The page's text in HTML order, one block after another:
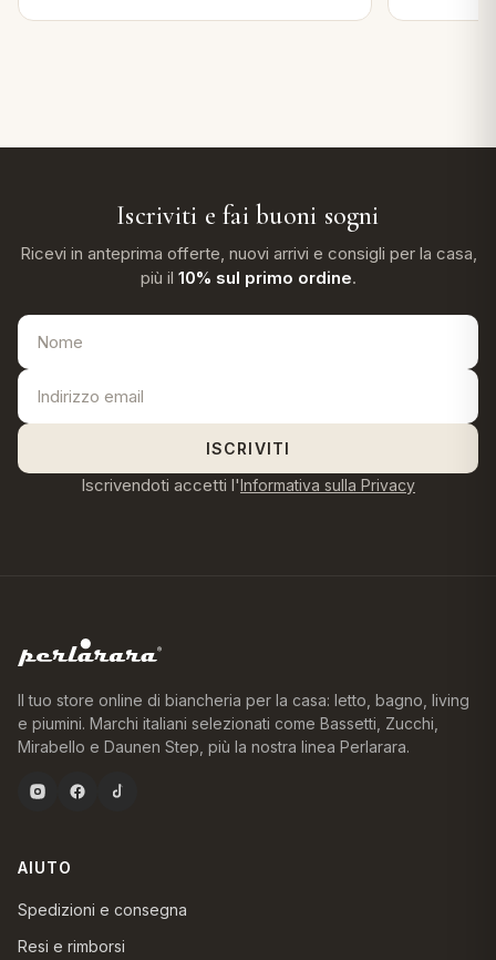
Iscriviti e fai buoni sogni
Ricevi in anteprima offerte, nuovi arrivi e consigli per la casa,
più il 10% sul primo ordine.
ISCRIVITI
Iscrivendoti accetti l'Informativa sulla Privacy
Il tuo store online di biancheria per la casa: letto, bagno, living
e piumini. Marchi italiani selezionati come Bassetti, Zucchi,
Mirabello e Daunen Step, più la nostra linea Perlarara.
AIUTO
Spedizioni e consegna
Resi e rimborsi